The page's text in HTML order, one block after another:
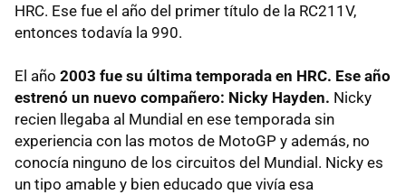
HRC. Ese fue el año del primer título de la RC211V,
entonces todavía la 990.
El año 2003 fue su última temporada en HRC. Ese año
estrenó un nuevo compañero: Nicky Hayden. Nicky
recien llegaba al Mundial en ese temporada sin
experiencia con las motos de MotoGP y además, no
conocía ninguno de los circuitos del Mundial. Nicky es
un tipo amable y bien educado que vivía esa